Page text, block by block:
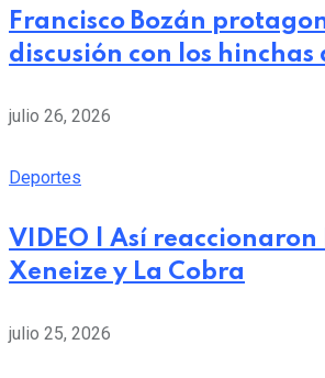
Francisco Bozán
discusión con los hinchas
julio 26, 2026
Deportes
VIDEO | Así reaccionaron
Xeneize y La Cobra
julio 25, 2026